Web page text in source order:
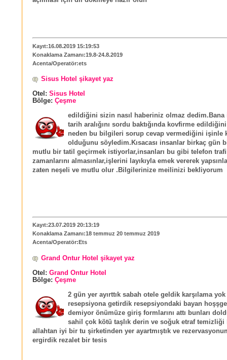
Kayıt:16.08.2019 15:19:53
Konaklama Zamanı:19.8-24.8.2019
Acenta/Operatör:ets
Sisus Hotel şikayet yaz
Otel: Sisus Hotel
Bölge: Çeşme
edildiğini sizin nasıl haberiniz olmaz dedim.Bana
tarih aralığını sordu baktığında kovfirme
neden bu bilgileri sorup cevap vermediğini işinle
olduğunu söyledim.Kısacası insanlar birkaç gün
mutlu bir tatil geçirmek istiyorlar,insanları bu gibi telefon
zamanlarını almasınlar,işlerini layıkıyla emek vererek
zaten neşeli ve mutlu olur .Bilgilerinize meilinizi bekliyorum
Kayıt:23.07.2019 20:13:19
Konaklama Zamanı:18 temmuz 20 temmuz 2019
Acenta/Operatör:Ets
Grand Ontur Hotel şikayet yaz
Otel: Grand Ontur Hotel
Bölge: Çeşme
2 gün yer ayırttık sabah otele geldik karşılama
resepsiyona getirdik resepsiyondaki bayan
demiyor önümüze giriş formlarını attı bunları
sahil çok kötü taşlık derin ve soğuk etraf temizliği
allahtan iyi bir tu şirketinden yer ayartmıştık ve
ergirdik rezalet bir tesis